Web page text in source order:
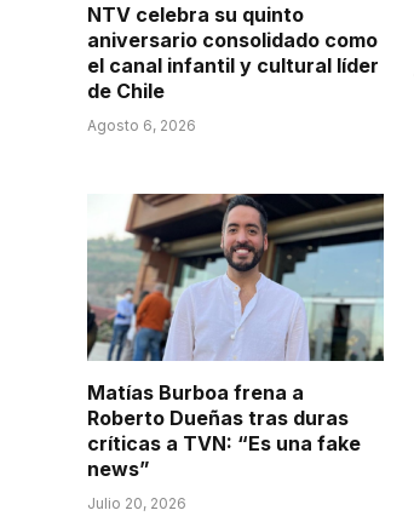
NTV celebra su quinto
aniversario consolidado como
el canal infantil y cultural líder
de Chile
Agosto 6, 2026
Matías Burboa frena a
Roberto Dueñas tras duras
críticas a TVN: “Es una fake
news”
Julio 20, 2026